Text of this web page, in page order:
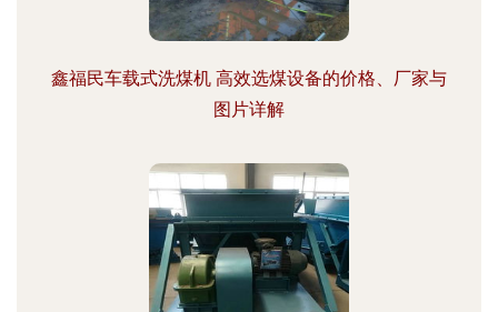
鑫福民车载式洗煤机 高效选煤设备的价格、厂家与
图片详解